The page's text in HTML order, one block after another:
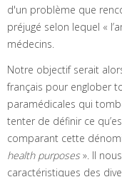
d'un problème que
préjugé selon lequel «
médecins.
Notre objectif serait
français pour englober
paramédicales qui
tenter de définir ce
comparant cette
health purposes ». Il
caractéristiques des